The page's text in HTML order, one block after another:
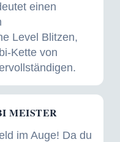
einen
Blitzen,
Kette von
MEISTER
im Auge! Da du